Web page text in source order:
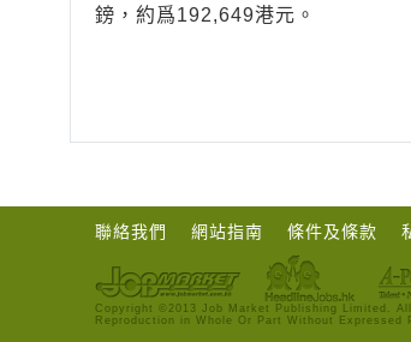
鎊，約爲192,649港元。
聯絡我們 網站指南 條件及條款
Copyright ©2013 Job Market Publishing Limited.
Reproduction in Whole Or Part Without Expressed